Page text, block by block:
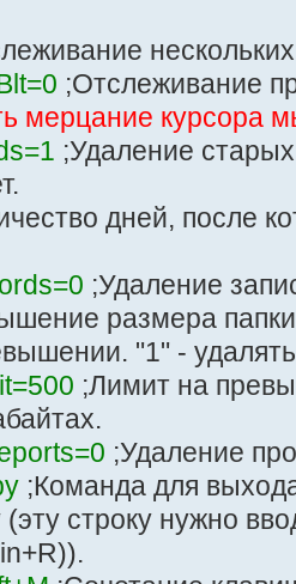
;Отслеживание
мерцание курсора
;Удаление
дней, после
;Удаление
размера
"1" -
;Лимит на
;Удаление
;Команда для
строку нужно